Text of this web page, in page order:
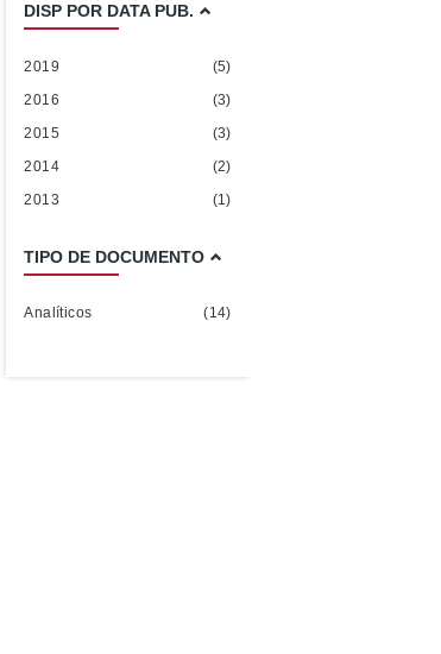
DISP POR DATA PUB.
2019
(5)
2016
(3)
2015
(3)
2014
(2)
2013
(1)
TIPO DE DOCUMENTO
Analíticos (14)